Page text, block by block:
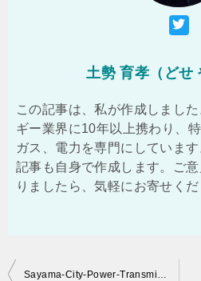
土勢 育孝（どせ
この記事は、私が作成しまし
ギー業界に10年以上携わり、
ガス、電力を専門にしていま
記事も自身で作成します。ご
りましたら、気軽にお寄せく
投
Sayama-City-Power-Transmission-Distribution-Company